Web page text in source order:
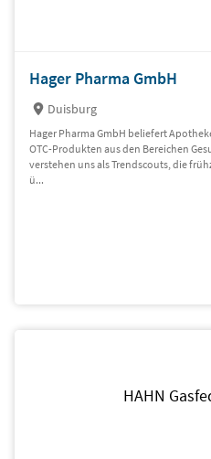
Hager Pharma GmbH
Duisburg
Hager Pharma GmbH beliefert
OTC-Produkten aus den Bereichen
verstehen uns als Trendscouts, die
ü...
HAHN